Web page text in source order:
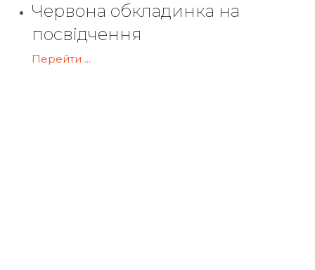
Червона обкладинка на
посвідчення
Перейти ...